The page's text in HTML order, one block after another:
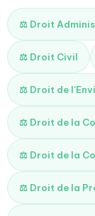
⚖️ Droit
⚖️ Droit Civil
⚖️ Droit de
⚖️ Droit de la
⚖️ Droit de la
⚖️ Droit de la